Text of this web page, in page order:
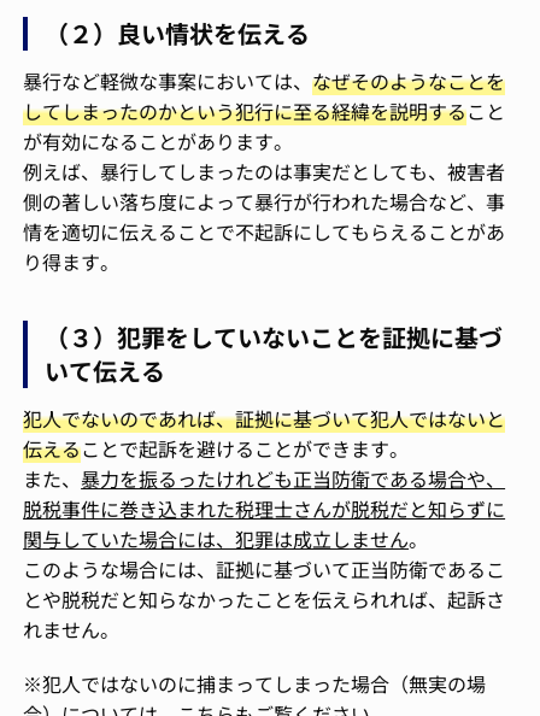
（２）良い情状を伝える
暴行など軽微な事案においては、なぜそのようなことを
してしまったのかという犯行に至る経緯を説明すること
が有効になることがあります。
例えば、暴行してしまったのは事実だとしても、被害者
側の著しい落ち度によって暴行が行われた場合など、事
情を適切に伝えることで不起訴にしてもらえることがあ
り得ます。
（３）犯罪をしていないことを証拠に基づ
いて伝える
犯人でないのであれば、証拠に基づいて犯人ではないと
伝えることで起訴を避けることができます。
また、 暴力を振るったけれども正当防衛である場合や、
脱税事件に巻き込まれた税理士さんが脱税だと知らずに
関与していた場合には、犯罪は成立しません。
このような場合には、証拠に基づいて正当防衛であるこ
とや脱税だと知らなかったことを伝えられれば、起訴さ
れません。
※犯人ではないのに捕まってしまった場合（無実の場